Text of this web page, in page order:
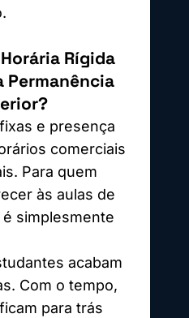
Rígida
Permanência
e presença
comerciais
Para quem
às aulas de
simplesmente
acabam
Com o tempo,
para trás